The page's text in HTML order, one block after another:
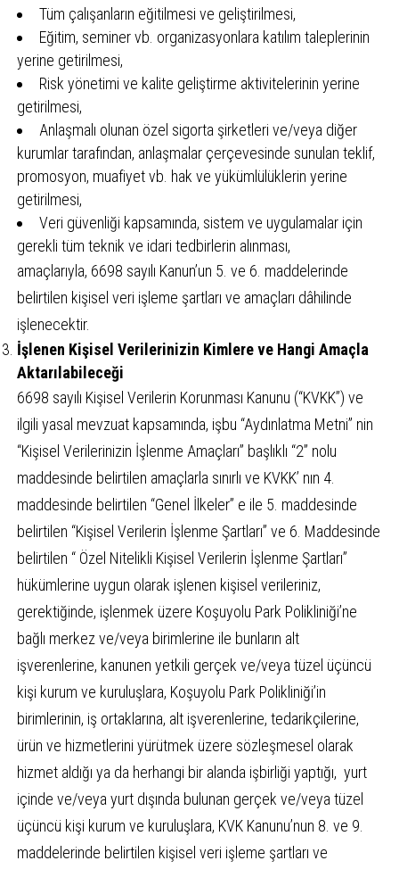
Tüm çalışanların eğitilmesi ve geliştirilmesi,
Eğitim, seminer vb. organizasyonlara katılım taleplerinin
yerine getirilmesi,
Risk yönetimi ve kalite geliştirme aktivitelerinin yerine
getirilmesi,
Anlaşmalı olunan özel sigorta şirketleri ve/veya diğer
kurumlar tarafından, anlaşmalar çerçevesinde sunulan teklif,
promosyon, muafiyet vb. hak ve yükümlülüklerin yerine
getirilmesi,
Veri güvenliği kapsamında, sistem ve uygulamalar için
gerekli tüm teknik ve idari tedbirlerin alınması,
amaçlarıyla, 6698 sayılı Kanun’un 5. ve 6. maddelerinde
belirtilen kişisel veri işleme şartları ve amaçları dâhilinde
işlenecektir.
İşlenen Kişisel Verilerinizin Kimlere ve Hangi Amaçla
Aktarılabileceği
6698 sayılı Kişisel Verilerin Korunması Kanunu (“KVKK”) ve
ilgili yasal mevzuat kapsamında, işbu “Aydınlatma Metni” nin
“Kişisel Verilerinizin İşlenme Amaçları” başlıklı “2” nolu
maddesinde belirtilen amaçlarla sınırlı ve KVKK’ nın 4.
maddesinde belirtilen “Genel İlkeler” e ile 5. maddesinde
belirtilen “Kişisel Verilerin İşlenme Şartları” ve 6. Maddesinde
belirtilen “ Özel Nitelikli Kişisel Verilerin İşlenme Şartları”
hükümlerine uygun olarak işlenen kişisel verileriniz,
gerektiğinde, işlenmek üzere Koşuyolu Park Polikliniği’ne
bağlı merkez ve/veya birimlerine ile bunların alt
işverenlerine, kanunen yetkili gerçek ve/veya tüzel üçüncü
kişi kurum ve kuruluşlara, Koşuyolu Park Polikliniği’in
birimlerinin, iş ortaklarına, alt işverenlerine, tedarikçilerine,
ürün ve hizmetlerini yürütmek üzere sözleşmesel olarak
hizmet aldığı ya da herhangi bir alanda işbirliği yaptığı, yurt
içinde ve/veya yurt dışında bulunan gerçek ve/veya tüzel
üçüncü kişi kurum ve kuruluşlara, KVK Kanunu’nun 8. ve 9.
maddelerinde belirtilen kişisel veri işleme şartları ve